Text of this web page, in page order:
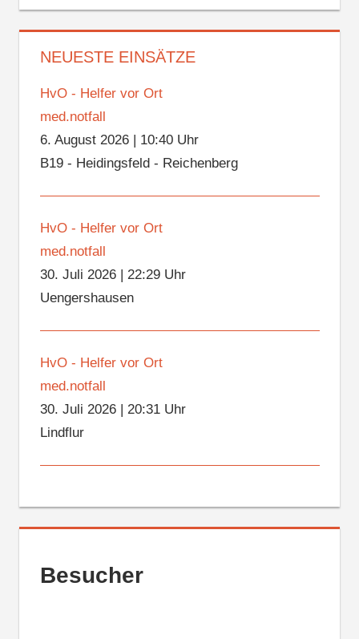
NEUESTE EINSÄTZE
HvO - Helfer vor Ort
med.notfall
6. August 2026| 10:40 Uhr
B19 - Heidingsfeld - Reichenberg
HvO - Helfer vor Ort
med.notfall
30. Juli 2026| 22:29 Uhr
Uengershausen
HvO - Helfer vor Ort
med.notfall
30. Juli 2026| 20:31 Uhr
Lindflur
Besucher